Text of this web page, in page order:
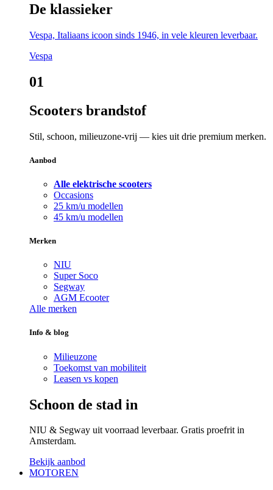
De klassieker
Vespa, Italiaans icoon sinds 1946, in vele kleuren leverbaar.
Vespa
01
Scooters brandstof
Stil, schoon, milieuzone-vrij — kies uit drie premium merken.
Aanbod
Alle elektrische scooters
Occasions
25 km/u modellen
45 km/u modellen
Merken
NIU
Super Soco
Segway
AGM Ecooter
Alle merken
Info & blog
Milieuzone
Toekomst van mobiliteit
Leasen vs kopen
Schoon de stad in
NIU & Segway uit voorraad leverbaar. Gratis proefrit in
Amsterdam.
Bekijk aanbod
MOTOREN